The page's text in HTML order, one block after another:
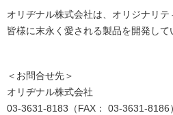
オリヂナル株式会社は、オリジナリテ
皆様に末永く愛される製品を開発して
＜お問合せ先＞
オリヂナル株式会社
03-3631-8183（FAX： 03-3631-8186）